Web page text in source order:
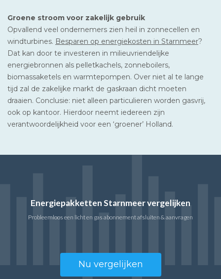
Groene stroom voor zakelijk gebruik
Opvallend veel ondernemers zien heil in zonnecellen en
windturbines. Besparen op energiekosten in Starnmeer?
Dat kan door te investeren in milieuvriendelijke
energiebronnen als pelletkachels, zonneboilers,
biomassaketels en warmtepompen. Over niet al te lange
tijd zal de zakelijke markt de gaskraan dicht moeten
draaien. Conclusie: niet alleen particulieren worden gasvrij,
ook op kantoor. Hierdoor neemt iedereen zijn
verantwoordelijkheid voor een ‘groener’ Holland.
Energiepakketten Starnmeer vergelijken
Probleemloos een licht en gas abonnement afsluiten & aanvragen
Nu vergelijken